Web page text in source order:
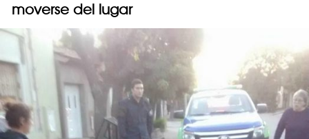
moverse del lugar